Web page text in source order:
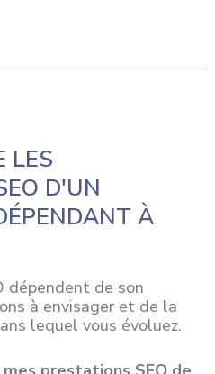
LES
D'UN
À
dépendent de son
à envisager et de la
lequel vous évoluez.